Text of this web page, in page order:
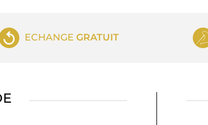
ECHANGE GRATUIT